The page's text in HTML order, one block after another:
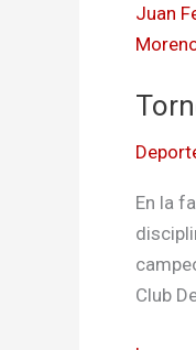
En la
Club
‘micro’
infantil